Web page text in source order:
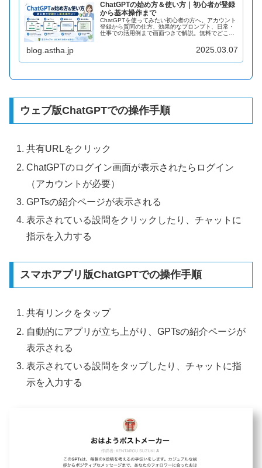
ChatGPTの始め方＆使い方｜初心者が登録
から基本操作まで
ChatGPTを使ってみたい初心者の方へ。アカウント
登録から質問の仕方、効果的なプロンプト、日常・
仕事での活用例まで画面つきで解説。無料でどこま
blog.astha.jp 2025.03.07
ウェブ版ChatGPTでの操作手順
共有URLをクリック
ChatGPTのログイン画面が表示されたらログイン
（アカウントが必要）
GPTsの紹介ページが表示される
表示されている設問をクリックしたり、チャットに
指示を入力する
スマホアプリ版ChatGPTでの操作手順
共有リンクをタップ
自動的にアプリが立ち上がり、GPTsの紹介ページが
表示される
表示されている設問をタップしたり、チャットに指
示を入力する